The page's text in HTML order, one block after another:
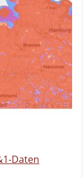
Daten